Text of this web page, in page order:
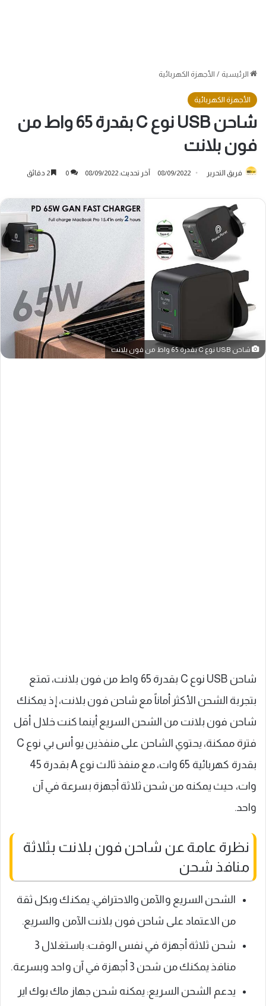
الرئيسية / الأجهزة الكهربائية
الأجهزة الكهربائية
شاحن USB نوع C بقدرة 65 واط من
فون بلانت
فريق التحرير 08/09/2022 آخر تحديث: 08/09/2022 0
شاحن USB نوع C بقدرة 65 واط من فون بلانت
شاحن USB نوع C بقدرة 65 واط من فون بلانت، تمتع
بتجربة الشحن الأكثر أماناً مع شاحن فون بلانت، إذ يمكنك
شاحن فون بلانت من الشحن السريع أينما كنت خلال أقل
فترة ممكنة، يحتوي الشاحن على منفذين يو أس بي نوع C
بقدرة كهربائية 65 وات، مع منفذ ثالث نوع A بقدرة 45
وات، حيث يمكنه من شحن ثلاثة أجهزة بسرعة في آن
واحد.
نظرة عامة عن شاحن فون بلانت بثلاثة
منافذ شحن
الشحن السريع والآمن والاحترافي: يمكنك وبكل ثقة
من الاعتماد على شاحن فون بلانت الآمن والسريع.
شحن ثلاثة أجهزة في نفس الوقت: باستغلال 3
منافذ يمكنك من شحن 3 أجهزة في آن واحد وبسرعة.
يدعم الشحن السريع: يمكنه شحن جهاز ماك بوك اير